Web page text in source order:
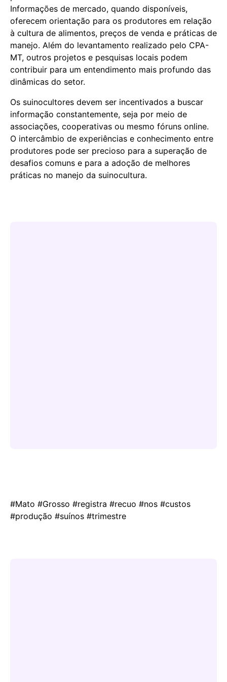
Informações de mercado, quando disponíveis,
oferecem orientação para os produtores em relação
à cultura de alimentos, preços de venda e práticas de
manejo. Além do levantamento realizado pelo CPA-
MT, outros projetos e pesquisas locais podem
contribuir para um entendimento mais profundo das
dinâmicas do setor.
Os suinocultores devem ser incentivados a buscar
informação constantemente, seja por meio de
associações, cooperativas ou mesmo fóruns online.
O intercâmbio de experiências e conhecimento entre
produtores pode ser precioso para a superação de
desafios comuns e para a adoção de melhores
práticas no manejo da suinocultura.
#Mato #Grosso #registra #recuo #nos #custos
#produção #suínos #trimestre